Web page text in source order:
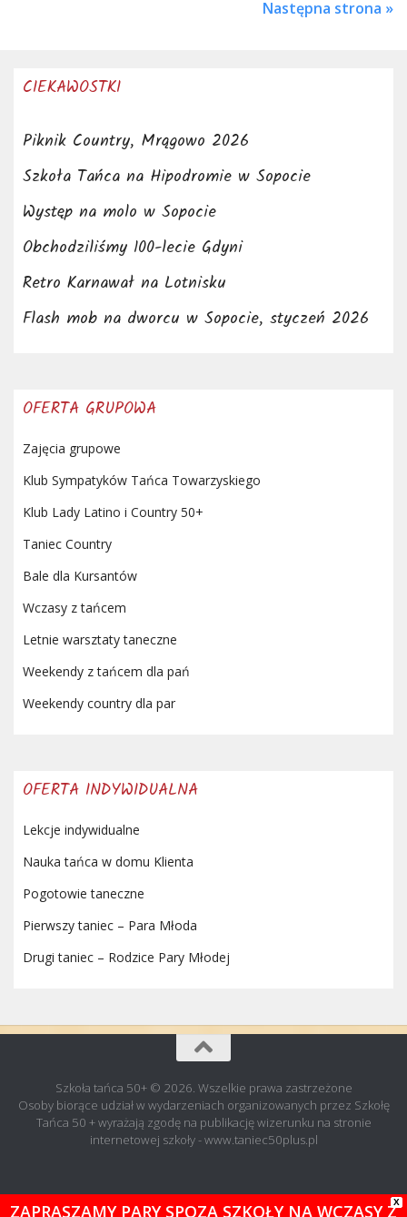
Następna strona »
CIEKAWOSTKI
Piknik Country, Mrągowo 2026
Szkoła Tańca na Hipodromie w Sopocie
Występ na molo w Sopocie
Obchodziliśmy 100-lecie Gdyni
Retro Karnawał na Lotnisku
Flash mob na dworcu w Sopocie, styczeń 2026
OFERTA GRUPOWA
Zajęcia grupowe
Klub Sympatyków Tańca Towarzyskiego
Klub Lady Latino i Country 50+
Taniec Country
Bale dla Kursantów
Wczasy z tańcem
Letnie warsztaty taneczne
Weekendy z tańcem dla pań
Weekendy country dla par
OFERTA INDYWIDUALNA
Lekcje indywidualne
Nauka tańca w domu Klienta
Pogotowie taneczne
Pierwszy taniec – Para Młoda
Drugi taniec – Rodzice Pary Młodej
Szkoła tańca 50+ © 2026. Wszelkie prawa zastrzeżone
Osoby biorące udział w wydarzeniach organizowanych przez Szkołę
Tańca 50 + wyrażają zgodę na publikację wizerunku na stronie
internetowej szkoły - www.taniec50plus.pl
X
ZAPRASZAMY PARY SPOZA SZKOŁY NA WCZASY Z